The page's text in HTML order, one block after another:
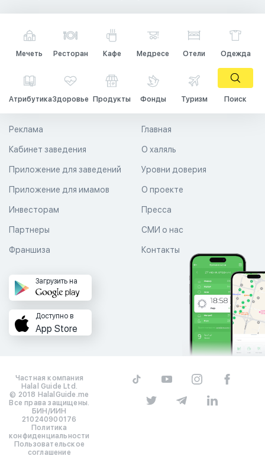
Мечеть Ресторан Кафе Медресе Отели Одежда
АтрибутикаЗдоровье Продукты Фонды Туризм Поиск
Главная
О халяль
Уровни доверия
Реклама
Кабинет заведения
Приложение для заведений
Приложение для имамов О проекте
Пресса
СМИ о нас
Контакты
Инвесторам
Партнеры
Франшиза
Загрузить на
Доступно в
App Store
Частная компания
Halal Guide Ltd.
© 2018 HalalGuide.me
Все права защищены.
БИН/ИИН
210240900176
Политика
конфиденциальности
Пользовательское
соглашение